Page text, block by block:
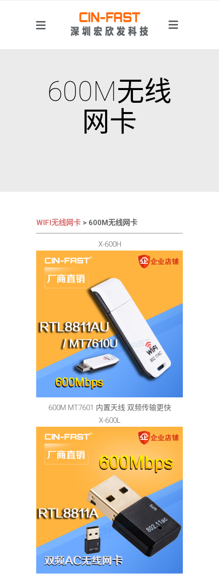
侧边菜单
600M无线
网卡
WIFI无线网卡 > 600M无线网卡
X-600H
600M MT7601 内置天线 双频传输更快
X-600L